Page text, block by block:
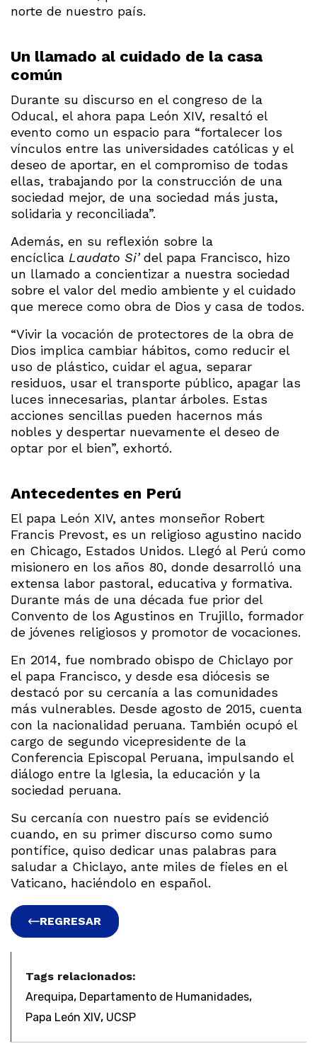
norte de nuestro país.
Un llamado al cuidado de la casa
común
Durante su discurso en el congreso de la
Oducal, el ahora papa León XIV, resaltó el
evento como un espacio para “fortalecer los
vínculos entre las universidades católicas y el
deseo de aportar, en el compromiso de todas
ellas, trabajando por la construcción de una
sociedad mejor, de una sociedad más justa,
solidaria y reconciliada”.
Además, en su reflexión sobre la
encíclica Laudato Si’del papa Francisco, hizo
un llamado a concientizar a nuestra sociedad
sobre el valor del medio ambiente y el cuidado
que merece como obra de Dios y casa de todos.
“Vivir la vocación de protectores de la obra de
Dios implica cambiar hábitos, como reducir el
uso de plástico, cuidar el agua, separar
residuos, usar el transporte público, apagar las
luces innecesarias, plantar árboles. Estas
acciones sencillas pueden hacernos más
nobles y despertar nuevamente el deseo de
optar por el bien”, exhortó.
Antecedentes en Perú
El papa León XIV, antes monseñor Robert
Francis Prevost, es un religioso agustino nacido
en Chicago, Estados Unidos. Llegó al Perú como
misionero en los años 80, donde desarrolló una
extensa labor pastoral, educativa y formativa.
Durante más de una década fue prior del
Convento de los Agustinos en Trujillo, formador
de jóvenes religiosos y promotor de vocaciones.
En 2014, fue nombrado obispo de Chiclayo por
el papa Francisco, y desde esa diócesis se
destacó por su cercanía a las comunidades
más vulnerables. Desde agosto de 2015, cuenta
con la nacionalidad peruana. También ocupó el
cargo de segundo vicepresidente de la
Conferencia Episcopal Peruana, impulsando el
diálogo entre la Iglesia, la educación y la
sociedad peruana.
Su cercanía con nuestro país se evidenció
cuando, en su primer discurso como sumo
pontífice, quiso dedicar unas palabras para
saludar a Chiclayo, ante miles de fieles en el
Vaticano, haciéndolo en español.
REGRESAR
Tags relacionados:
Arequipa, Departamento de Humanidades,
Papa León XIV, UCSP